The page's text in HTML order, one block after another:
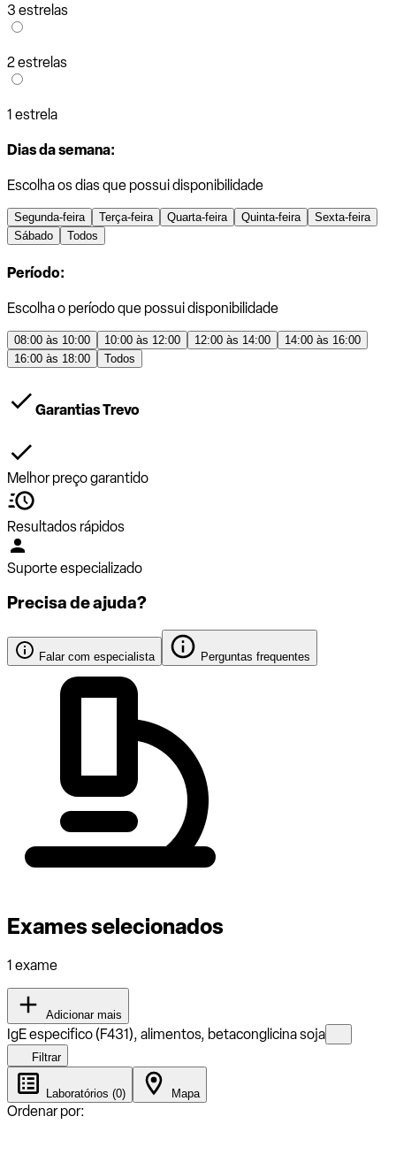
3 estrelas
2 estrelas
1 estrela
Dias da semana:
Escolha os dias que possui disponibilidade
Segunda-feira Terça-feira Quarta-feira Quinta-feira
Sexta-feira
Sábado
Todos
Período:
Escolha o período que possui disponibilidade
08:00 às 10:00 10:00 às 12:00 12:00 às 14:00
14:00 às 16:00
16:00 às 18:00
Todos
Garantias Trevo
Melhor preço garantido
Resultados rápidos
Suporte especializado
Precisa de ajuda?
Falar com especialista Perguntas frequentes
Exames selecionados
1 exame
Adicionar mais
IgE especifico (F431), alimentos, betaconglicina soja
Filtrar
Laboratórios (0) Mapa
Ordenar por: